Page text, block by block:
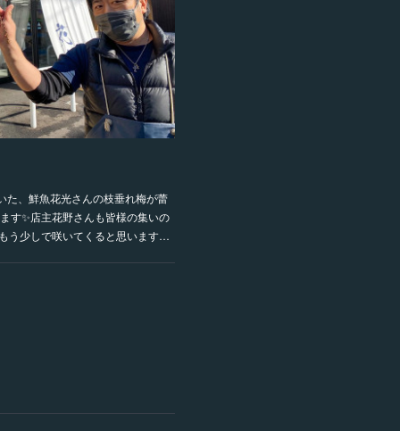
た、鮮魚花光さんの枝垂れ梅が蕾
す✨店主花野さんも皆様の集いの
う少しで咲いてくると思います…